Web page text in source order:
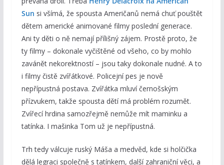
Sun si všímá, že spousta Američanů nemá chuť pouštět
dětem americké animované filmy poslední generace.
Ani ty děti o ně nemají přílišný zájem. Prostě proto, že
ty filmy – dokonale vyčištěné od všeho, co by mohlo
zavánět nekorektností – jsou taky dokonale nudné. A to
i filmy čistě zvířátkové. Policejní pes je nově
nepřípustná postava. Zvířátka mluví černošským
přízvukem, takže spousta dětí má problém rozumět.
Zvířecí hrdina samozřejmě nemůže mít maminku a
tatínka. I mašinka Tom už je nepřípustná.
Trh tedy válcuje ruský Máša a medvěd, kde si holčička
dělá legraci společně s tatínkem, další zahraniční věci, a